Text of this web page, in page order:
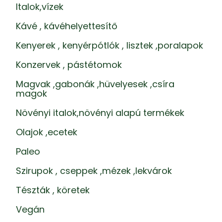
Italok,vízek
Kávé , kávéhelyettesítő
Kenyerek , kenyérpótlók , lisztek ,poralapok
Konzervek , pástétomok
Magvak ,gabonák ,hüvelyesek ,csíra
magok
Növényi italok,növényi alapú termékek
Olajok ,ecetek
Paleo
Szirupok , cseppek ,mézek ,lekvárok
Tészták , köretek
Vegán